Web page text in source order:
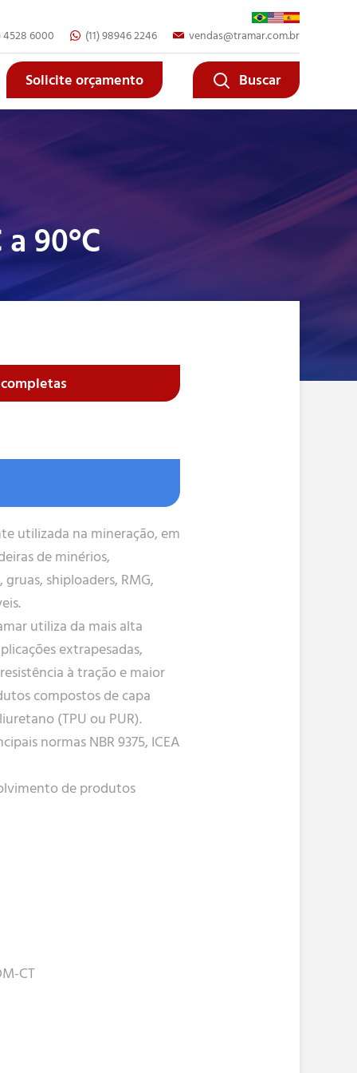
4528 6000 (11) 98946 2246 vendas@tramar.com.br
Solicite orçamento Buscar
Fechar
Fechar
90°C
utilizada na mineração, em
de minérios,
shiploaders, RMG,
utiliza da mais alta
extrapesadas,
à tração e maior
compostos de capa
(TPU ou PUR).
normas NBR 9375, ICEA
de produtos
CT